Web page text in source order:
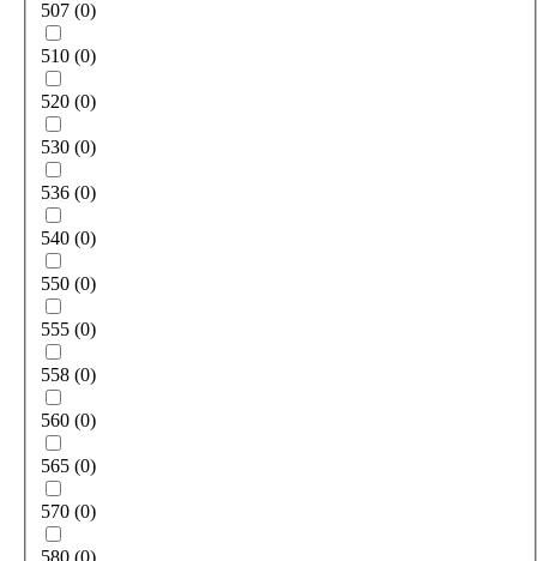
507 (0)
510 (0)
520 (0)
530 (0)
536 (0)
540 (0)
550 (0)
555 (0)
558 (0)
560 (0)
565 (0)
570 (0)
580 (0)